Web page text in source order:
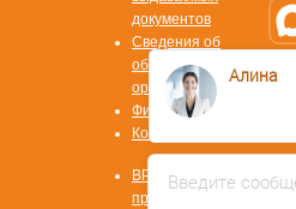
ВРМ СОТ
программа
документов
Сведения об
образовательной
организации
Физ. лицам
Контакты
Введите
Алина